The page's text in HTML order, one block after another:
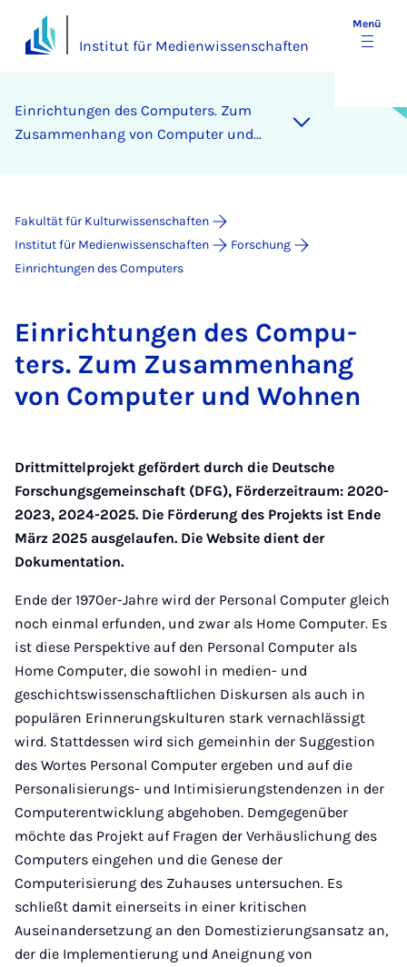
Institut für Medienwissenschaften
Menü
Ein­rich­tun­gen des Com­pu­ters. Zum
Zu­sam­men­hang von Com­pu­ter und
Fakultät für Kulturwissenschaften
Institut für Medienwissenschaften
Forschung
Einrichtungen des Computers
Ein­rich­tun­gen des Com­pu­
ters. Zum Zu­sam­men­hang
von Com­pu­ter und Woh­nen
Drittmittelprojekt gefördert durch die Deutsche
Forschungsgemeinschaft (DFG), Förderzeitraum: 2020-
2023, 2024-2025. Die Förderung des Projekts ist Ende
März 2025 ausgelaufen. Die Website dient der
Dokumentation.
Ende der 1970er-Jahre wird der Personal Computer gleich
noch einmal erfunden, und zwar als Home Computer. Es
ist diese Perspektive auf den Personal Computer als
Home Computer, die sowohl in medien- und
geschichtswissenschaftlichen Diskursen als auch in
populären Erinnerungskulturen stark vernachlässigt
wird. Stattdessen wird sich gemeinhin der Suggestion
des Wortes Personal Computer ergeben und auf die
Personalisierungs- und Intimisierungstendenzen in der
Computerentwicklung abgehoben. Demgegenüber
möchte das Projekt auf Fragen der Verhäuslichung des
Computers eingehen und die Genese der
Computerisierung des Zuhauses untersuchen. Es
schließt damit einerseits in einer kritischen
Auseinandersetzung an den Domestizierungsansatz an,
der die Implementierung und Aneignung von